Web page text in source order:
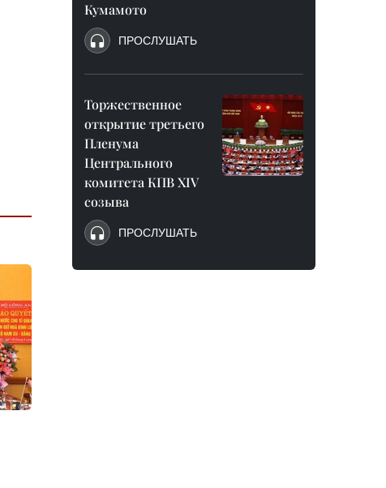
Кумамото
ПРОСЛУШАТЬ
Торжественное
открытие третьего
Пленума
Центрального
комитета КПВ XIV
созыва
ПРОСЛУШАТЬ